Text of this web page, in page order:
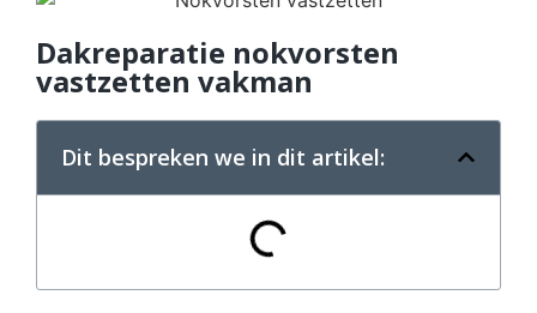
Dakreparatie nokvorsten
vastzetten vakman
Dit bespreken we in dit artikel: